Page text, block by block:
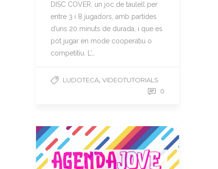
DISC COVER, un joc de taulell per
entre 3 i 8 jugadors, amb partides
d’uns 20 minuts de durada, i que es
pot jugar en mode cooperatiu o
competitiu. L’…
LUDOTECA, VIDEOTUTORIALS
0